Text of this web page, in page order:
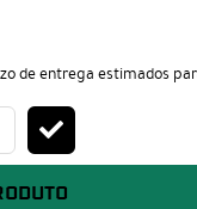
de entrega estimados